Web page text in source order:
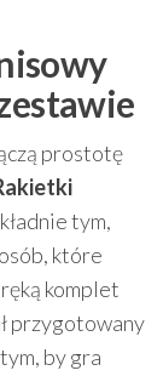
prostotę
tym,
które
komplet
przygotowany
by gra